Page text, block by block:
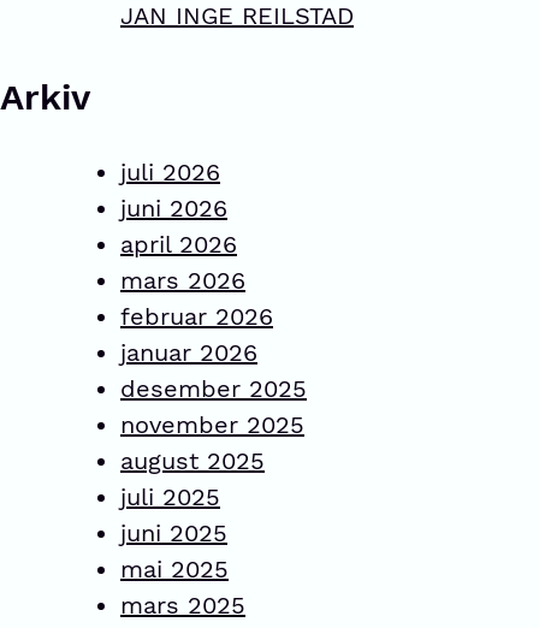
JAN INGE REILSTAD
Arkiv
juli 2026
juni 2026
april 2026
mars 2026
februar 2026
januar 2026
desember 2025
november 2025
august 2025
juli 2025
juni 2025
mai 2025
mars 2025